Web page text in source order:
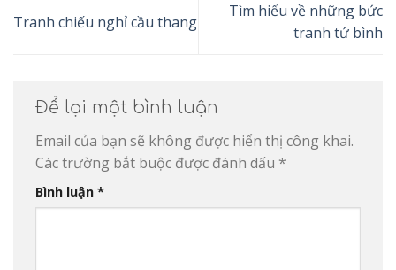
Tranh chiếu nghỉ cầu thang
Tìm hiểu về những bức
tranh tứ bình
Để lại một bình luận
Email của bạn sẽ không được hiển thị công khai.
Các trường bắt buộc được đánh dấu *
Bình luận *